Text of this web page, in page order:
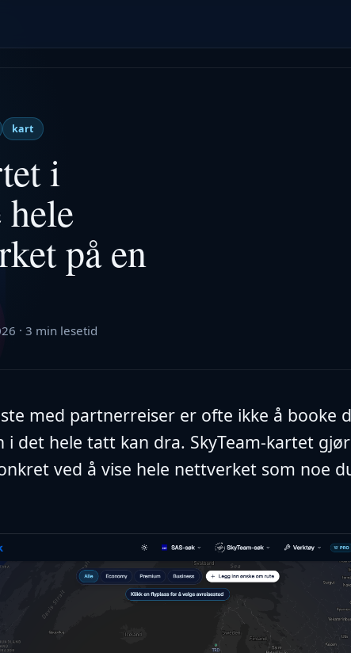
kart
i
på en
· 3 min lesetid
med partnerreiser er ofte ikke å booke
i det hele tatt kan dra. SkyTeam-kartet
ved å vise hele nettverket som noe